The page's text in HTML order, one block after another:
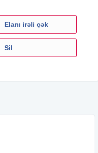
öyrədilir və ilkin təlim
Elanı irəli çək
Sil